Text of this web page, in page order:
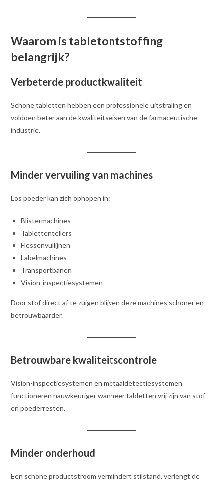
Waarom is tabletontstoffing
belangrijk?
Verbeterde productkwaliteit
Schone tabletten hebben een professionele uitstraling en
voldoen beter aan de kwaliteitseisen van de farmaceutische
industrie.
Minder vervuiling van machines
Los poeder kan zich ophopen in:
Blistermachines
Tablettentellers
Flessenvullijnen
Labelmachines
Transportbanen
Vision-inspectiesystemen
Door stof direct af te zuigen blijven deze machines schoner en
betrouwbaarder.
Betrouwbare kwaliteitscontrole
Vision-inspectiesystemen en metaaldetectiesystemen
functioneren nauwkeuriger wanneer tabletten vrij zijn van stof
en poederresten.
Minder onderhoud
Een schone productstroom vermindert stilstand, verlengt de